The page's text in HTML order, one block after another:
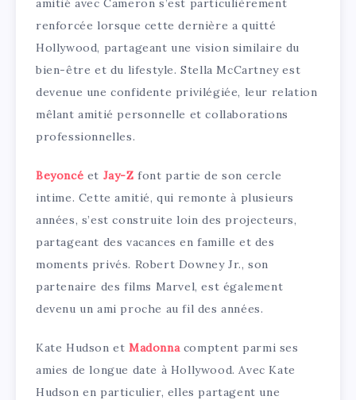
amitié avec Cameron s’est particulièrement
renforcée lorsque cette dernière a quitté
Hollywood, partageant une vision similaire du
bien-être et du lifestyle. Stella McCartney est
devenue une confidente privilégiée, leur relation
mêlant amitié personnelle et collaborations
professionnelles.
Beyoncé et Jay-Z font partie de son cercle
intime. Cette amitié, qui remonte à plusieurs
années, s’est construite loin des projecteurs,
partageant des vacances en famille et des
moments privés. Robert Downey Jr., son
partenaire des films Marvel, est également
devenu un ami proche au fil des années.
Kate Hudson et Madonnacomptent parmi ses
amies de longue date à Hollywood. Avec Kate
Hudson en particulier, elles partagent une